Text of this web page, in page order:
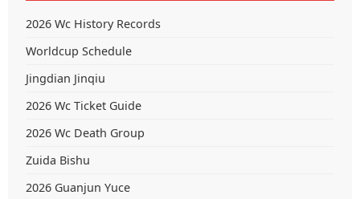
2026 Wc History Records
Worldcup Schedule
Jingdian Jinqiu
2026 Wc Ticket Guide
2026 Wc Death Group
Zuida Bishu
2026 Guanjun Yuce